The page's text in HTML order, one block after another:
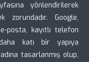
yönlendirilerek
zorundadır. Google,
posta, kayıtlı telefon
katı bir yapıya
tasarlanmış olup,